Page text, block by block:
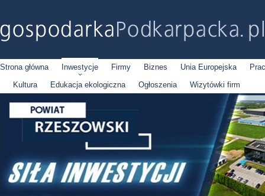
Strona główna Inwestycje Firmy Biznes Unia Europejska
Kultura
Edukacja ekologiczna Ogłoszenia Wizytówki firm